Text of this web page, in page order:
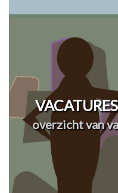
overzicht van